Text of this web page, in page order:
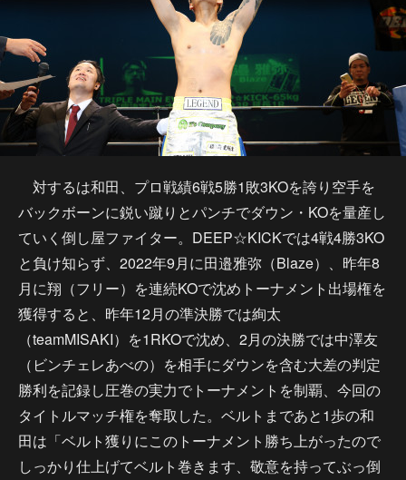
対するは和田、プロ戦績6戦5勝1敗3KOを誇り空手を
バックボーンに鋭い蹴りとパンチでダウン・KOを量産し
ていく倒し屋ファイター。DEEP☆KICKでは4戦4勝3KO
と負け知らず、2022年9月に田邉雅弥（Blaze）、昨年8
月に翔（フリー）を連続KOで沈めトーナメント出場権を
獲得すると、昨年12月の準決勝では絢太
（teamMISAKI）を1RKOで沈め、2月の決勝では中澤友
（ビンチェレあべの）を相手にダウンを含む大差の判定
勝利を記録し圧巻の実力でトーナメントを制覇、今回の
タイトルマッチ権を奪取した。ベルトまであと1歩の和
田は「ベルト獲りにこのトーナメント勝ち上がったので
しっかり仕上げてベルト巻きます、敬意を持ってぶっ倒